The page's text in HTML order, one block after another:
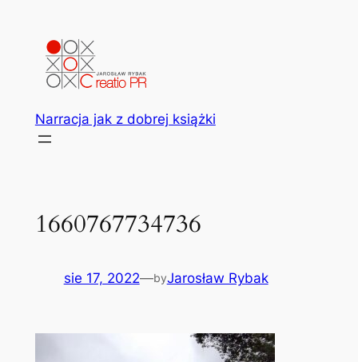
Narracja jak z dobrej książki
1660767734736
sie 17, 2022—byJarosław Rybak